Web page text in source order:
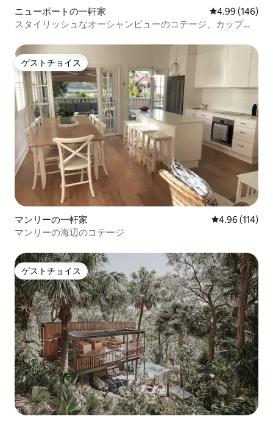
ニューポートの一軒家 レビュー146
4.99 (146)
スタイリッシュなオーシャンビューのコテージ、カップル
ゲストチョイス
ゲストチョイス
マンリーの一軒家 レビュー114
4.96 (114)
マンリーの海辺のコテージ
ゲストチョイス
ゲストチョイス